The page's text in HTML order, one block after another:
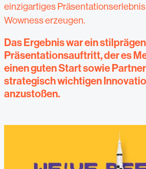
einzigartiges
Wowness erzeugen.
Das Ergebnis war ein
Präsentationsauftritt, der es
einen guten Start sowie
strategisch wichtigen
anzustoßen.